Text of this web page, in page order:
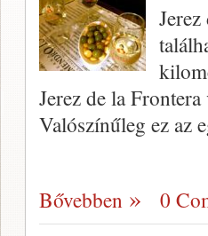
Jerez de la
Valószínűleg ez az
Bővebben 0